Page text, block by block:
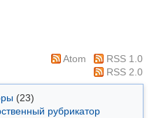
Atom
RSS 1.0
RSS 2.0
(23)
рубрикатор